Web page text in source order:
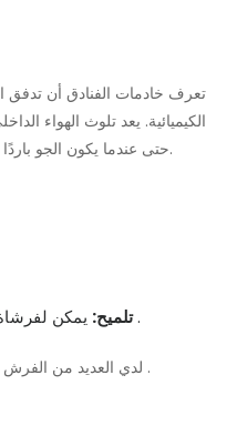
تعرف خادمات الفنادق أن تدفق
الكيميائية. يعد تلوث الهواء
حتى عندما يكون الجو باردًا بالخارج. بالإضافة إلى ذلك ، سيسمح لك الضوء الطبيعي برؤية الأسطح المتسخة بشكل أفضل.
تلميح:يمكن لفرشاة الأسنان أن تنظف الزوايا والشقوق التي تحتوي على الإسفنج والخرق لا يمكن أن تصل .
'لدي العديد من .